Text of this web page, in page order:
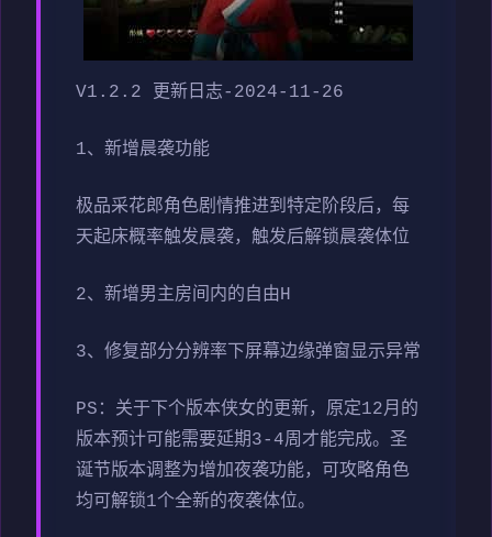
V1.2.2 更新日志-2024-11-26
1、新增晨袭功能
极品采花郎角色剧情推进到特定阶段后，每
天起床概率触发晨袭，触发后解锁晨袭体位
2、新增男主房间内的自由H
3、修复部分分辨率下屏幕边缘弹窗显示异常
PS：关于下个版本侠女的更新，原定12月的
版本预计可能需要延期3-4周才能完成。圣
诞节版本调整为增加夜袭功能，可攻略角色
均可解锁1个全新的夜袭体位。